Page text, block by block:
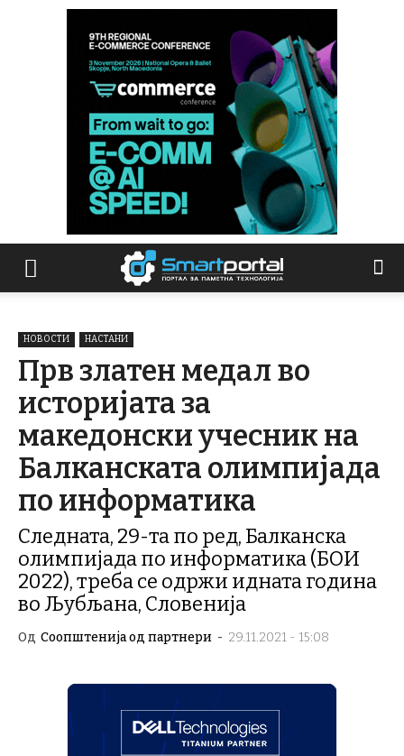
НОВОСТИ НАСТАНИ
Прв златен медал во
историјата за
македонски учесник на
Балканската олимпијада
по информатика
Следната, 29-та по ред, Балканска
олимпијада по информатика (БОИ
2022), треба се одржи идната година
во Љубљана, Словенија
Од Соопштенија од партнери - 29.11.2021 - 15:08